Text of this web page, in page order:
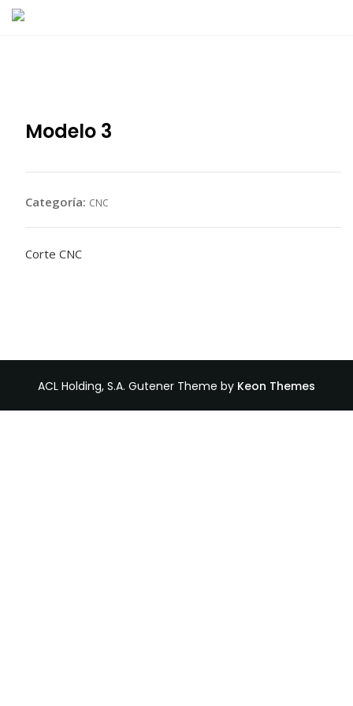
Skip
Modelo 3
Categoría: CNC
Corte CNC
ACL Holding, S.A. Gutener Theme by Keon Themes